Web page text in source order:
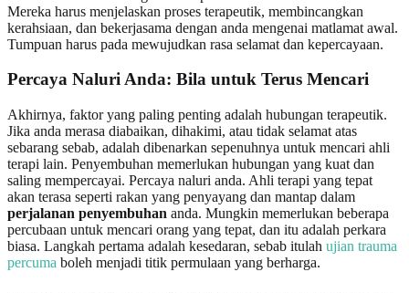
Mereka harus menjelaskan proses terapeutik, membincangkan
kerahsiaan, dan bekerjasama dengan anda mengenai matlamat awal.
Tumpuan harus pada mewujudkan rasa selamat dan kepercayaan.
Percaya Naluri Anda: Bila untuk Terus Mencari
Akhirnya, faktor yang paling penting adalah hubungan terapeutik.
Jika anda merasa diabaikan, dihakimi, atau tidak selamat atas
sebarang sebab, adalah dibenarkan sepenuhnya untuk mencari ahli
terapi lain. Penyembuhan memerlukan hubungan yang kuat dan
saling mempercayai. Percaya naluri anda. Ahli terapi yang tepat
akan terasa seperti rakan yang penyayang dan mantap dalam
perjalanan penyembuhan anda. Mungkin memerlukan beberapa
percubaan untuk mencari orang yang tepat, dan itu adalah perkara
biasa. Langkah pertama adalah kesedaran, sebab itulah ujian trauma
percuma boleh menjadi titik permulaan yang berharga.